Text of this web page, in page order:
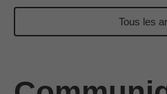
Tous les